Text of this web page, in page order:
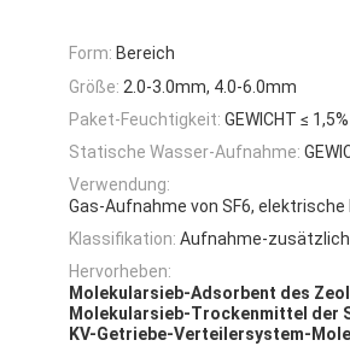
Form: Bereich
Größe: 2.0-3.0mm, 4.0-6.0mm
Paket-Feuchtigkeit: GEWICHT ≤ 1,5%
Statische Wasser-Aufnahme:
Verwendung:
Gas-Aufnahme von SF6,
Klassifikation: Aufnahme-
Hervorheben:
Molekularsieb-Adsorbent des
Molekularsieb-Trockenmittel der
KV-Getriebe-Verteilersystem-